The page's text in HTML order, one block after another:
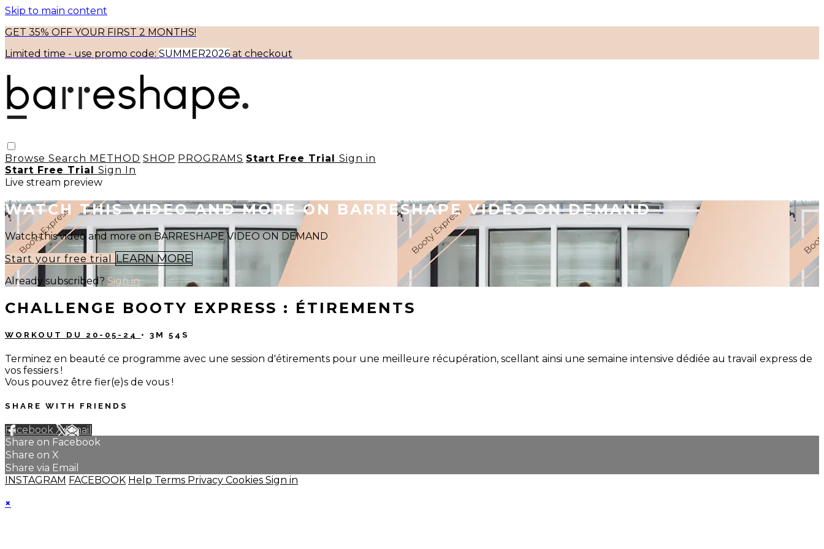
Skip to main content
GET 35% OFF YOUR FIRST 2 MONTHS!
Limited time - use promo code: SUMMER2026 at checkout
Browse Search METHOD SHOP PROGRAMS Start Free Trial Sign in
Start Free Trial Sign In
Live stream preview
WATCH THIS VIDEO AND MORE ON BARRESHAPE VIDEO ON DEMAND
Watch this video and more on BARRESHAPE VIDEO ON DEMAND
Start your free trial
LEARN MORE
Already subscribed? Sign in
CHALLENGE BOOTY EXPRESS : ÉTIREMENTS
WORKOUT DU 20-05-24 • 3M 54S
Terminez en beauté ce programme avec une session d'étirements pour une meilleure récupération, scellant ainsi une semaine intensive dédiée au travail express de
vos fessiers !
Vous pouvez être fier(e)s de vous !
SHARE WITH FRIENDS
Facebook XEmail
Share on Facebook
Share on X
Share via Email
INSTAGRAM FACEBOOK Help Terms Privacy Cookies Sign in
×